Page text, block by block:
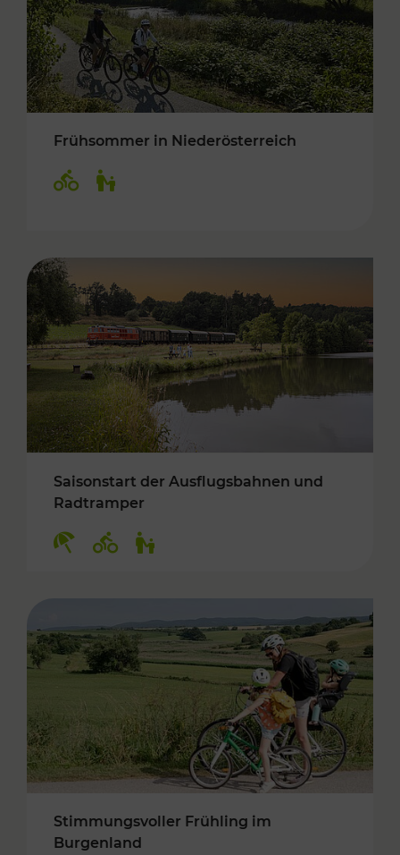
Frühsommer in Niederösterreich
Saisonstart der Ausflugsbahnen und
Radtramper
Stimmungsvoller Frühling im
Burgenland